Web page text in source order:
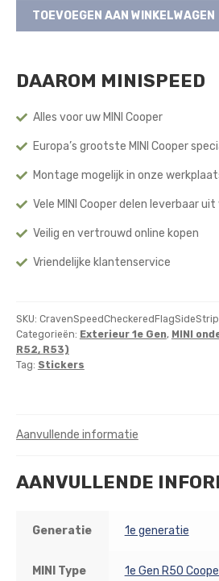
Cravenspeed
Stripe
(1e
aantal
TOEVOEGEN AAN WINKELWAGEN
DAAROM MINISPEED
Alles voor uw MINI Cooper
Europa’s grootste MINI Cooper
Montage mogelijk in onze
Vele MINI Cooper delen leverbaar
Veilig en vertrouwd online kopen
Vriendelijke klantenservice
SKU:
Categorieën: Exterieur 1e Gen, MINI
R52, R53)
Tag: Stickers
Aanvullende informatie
AANVULLENDE
Generatie 1e generatie
MINI Type 1e Gen R50